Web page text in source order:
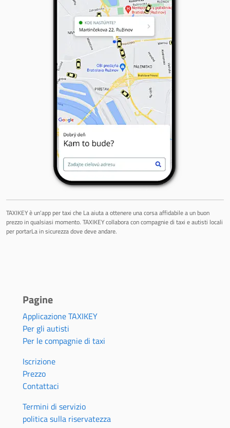
TAXIKEY è un'app per taxi che La aiuta a ottenere una corsa affidabile a un buon
prezzo in qualsiasi momento. TAXIKEY collabora con compagnie di taxi e autisti locali
per portarLa in sicurezza dove deve andare.
Pagine
Applicazione TAXIKEY
Per gli autisti
Per le compagnie di taxi
Iscrizione
Prezzo
Contattaci
Termini di servizio
politica sulla riservatezza